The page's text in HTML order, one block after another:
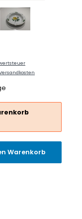
benutze die Schaltflächen
Warenkorb